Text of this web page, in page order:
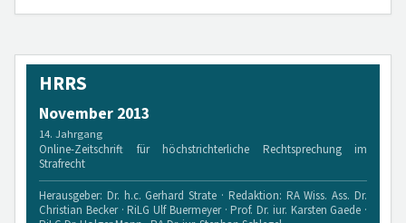
HRRS
November 2013
14. Jahrgang
Online-Zeitschrift für höchstrichterliche Rechtsprechung im
Strafrecht
Herausgeber: Dr. h.c. Gerhard Strate · Redaktion: RA Wiss. Ass. Dr.
Christian Becker · RiLG Ulf Buermeyer · Prof. Dr. iur. Karsten Gaede ·